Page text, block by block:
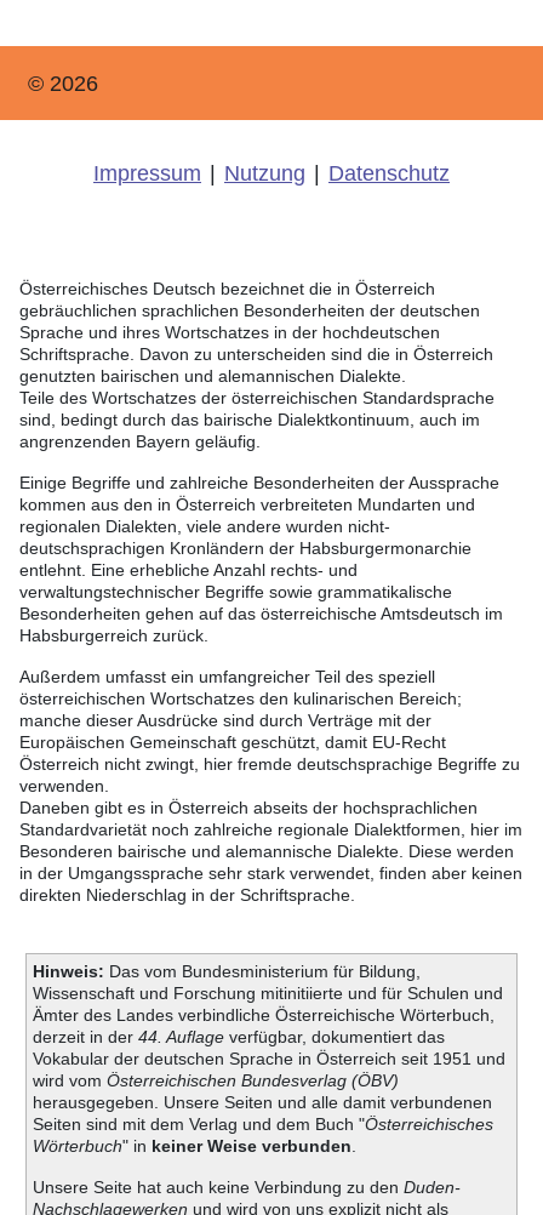
© 2026
Impressum Nutzung Datenschutz
Österreichisches Deutsch bezeichnet die in Österreich
gebräuchlichen sprachlichen Besonderheiten der deutschen
Sprache und ihres Wortschatzes in der hochdeutschen
Schriftsprache. Davon zu unterscheiden sind die in Österreich
genutzten bairischen und alemannischen Dialekte.
Teile des Wortschatzes der österreichischen Standardsprache
sind, bedingt durch das bairische Dialektkontinuum, auch im
angrenzenden Bayern geläufig.
Einige Begriffe und zahlreiche Besonderheiten der Aussprache
kommen aus den in Österreich verbreiteten Mundarten und
regionalen Dialekten, viele andere wurden nicht-
deutschsprachigen Kronländern der Habsburgermonarchie
entlehnt. Eine erhebliche Anzahl rechts- und
verwaltungstechnischer Begriffe sowie grammatikalische
Besonderheiten gehen auf das österreichische Amtsdeutsch im
Habsburgerreich zurück.
Außerdem umfasst ein umfangreicher Teil des speziell
österreichischen Wortschatzes den kulinarischen Bereich;
manche dieser Ausdrücke sind durch Verträge mit der
Europäischen Gemeinschaft geschützt, damit EU-Recht
Österreich nicht zwingt, hier fremde deutschsprachige Begriffe zu
verwenden.
Daneben gibt es in Österreich abseits der hochsprachlichen
Standardvarietät noch zahlreiche regionale Dialektformen, hier im
Besonderen bairische und alemannische Dialekte. Diese werden
in der Umgangssprache sehr stark verwendet, finden aber keinen
direkten Niederschlag in der Schriftsprache.
Hinweis: Das vom Bundesministerium für Bildung,
Wissenschaft und Forschung mitinitiierte und für Schulen und
Ämter des Landes verbindliche Österreichische Wörterbuch,
derzeit in der 44. Auflageverfügbar, dokumentiert das
Vokabular der deutschen Sprache in Österreich seit 1951 und
wird vom Österreichischen Bundesverlag (ÖBV)
herausgegeben. Unsere Seiten und alle damit verbundenen
Seiten sind mit dem Verlag und dem Buch "Österreichisches
Wörterbuch" in keiner Weise verbunden
Unsere Seite hat auch keine Verbindung zu den Duden-
Nachschlagewerken und wird von uns explizit nicht als